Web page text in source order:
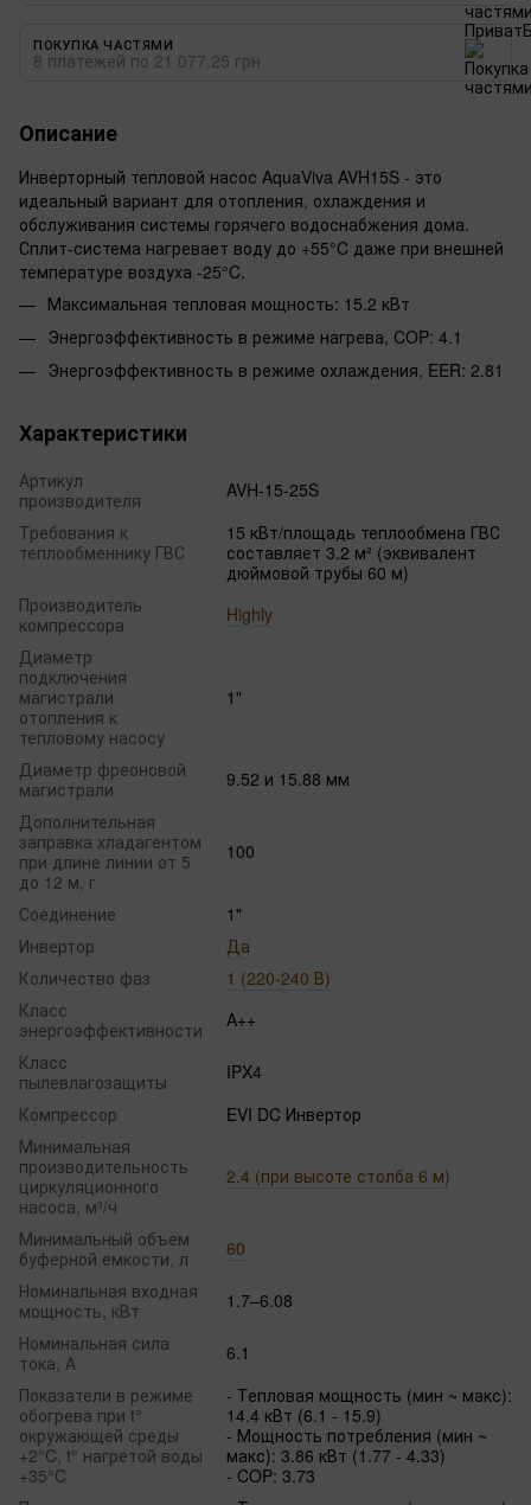
ПОКУПКА ЧАСТЯМИ
8 платежей по 21 077.25 грн
Описание
Инверторный тепловой насос AquaViva AVH15S - это
идеальный вариант для отопления, охлаждения и
обслуживания системы горячего водоснабжения дома.
Сплит-система нагревает воду до +55°C даже при внешней
температуре воздуха -25°C.
Максимальная тепловая мощность: 15.2 кВт
Энергоэффективность в режиме нагрева, COP: 4.1
Энергоэффективность в режиме охлаждения, EER: 2.81
Характеристики
Артикул
производителя
AVH-15-25S
Требования к
теплообменнику ГВС
15 кВт/площадь теплообмена ГВС
составляет 3.2 м² (эквивалент
дюймовой трубы 60 м)
Производитель
компрессора
Highly
Диаметр
подключения
магистрали
отопления к
тепловому насосу
1"
Диаметр фреоновой
магистрали
9.52 и 15.88 мм
Дополнительная
заправка хладагентом
при длине линии от 5
до 12 м, г
100
Соединение
1"
Инвертор
Да
Количество фаз
1 (220-240 В)
Класс
энергоэффективности
A++
Класс
пылевлагозащиты
IPX4
Компрессор
EVI DC Инвертор
Минимальная
производительность
циркуляционного
насоса, м³/ч
2.4 (при высоте столба 6 м)
Минимальный объем
буферной емкости, л
60
Номинальная входная
мощность, кВт
1.7–6.08
Номинальная сила
тока, А
6.1
Показатели в режиме
обогрева при t°
окружающей среды
+2°C, t° нагретой воды
+35°C
- Тепловая мощность (мин ~ макс):
14.4 кВт (6.1 - 15.9)
- Мощность потребления (мин ~
макс): 3.86 кВт (1.77 - 4.33)
- COP: 3.73